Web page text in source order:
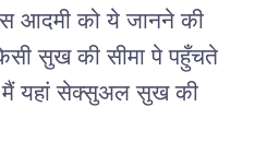
आदमी को ये जानने की
सुख की सीमा पे पहुँचते
मैं यहां सेक्सुअल सुख की